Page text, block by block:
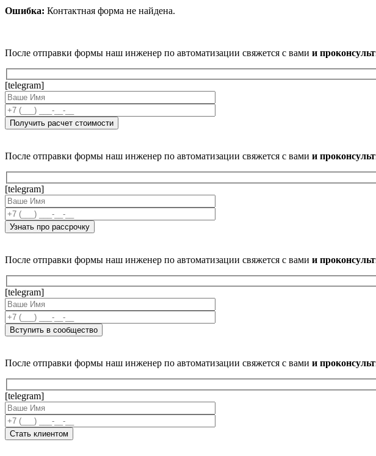
Ошибка: Контактная форма не найдена.
После отправки формы наш инженер по автоматизации свяжется с вами и
[telegram]
После отправки формы наш инженер по автоматизации свяжется с вами и
[telegram]
После отправки формы наш инженер по автоматизации свяжется с вами и
[telegram]
После отправки формы наш инженер по автоматизации свяжется с вами и
[telegram]